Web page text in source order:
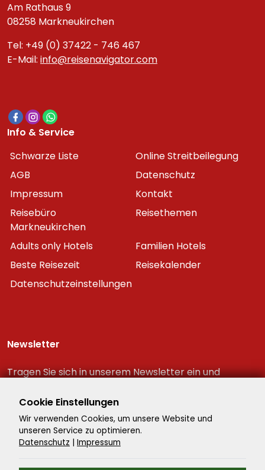
Am Rathaus 9
08258 Markneukirchen
Tel: +49 (0) 37422 - 746 467
E-Mail: info@reisenavigator.com
Info & Service
Schwarze Liste
Online Streitbeilegung
AGB
Datenschutz
Impressum
Kontakt
Reisebüro
Markneukirchen
Reisethemen
Adults only Hotels
Familien Hotels
Beste Reisezeit
Reisekalender
Datenschutzeinstellungen
Newsletter
Tragen Sie sich in unserem Newsletter ein und
Reiseschnäppchen!
Cookie Einstellungen
Wir verwenden Cookies, um unsere Website und
unseren Service zu optimieren.
Datenschutz | Impressum